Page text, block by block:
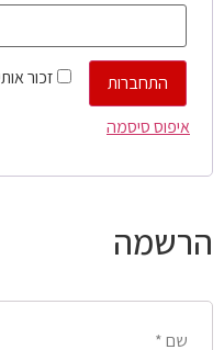
זכור
התחברות
איפוס סיסמה
הרשמה
שם *